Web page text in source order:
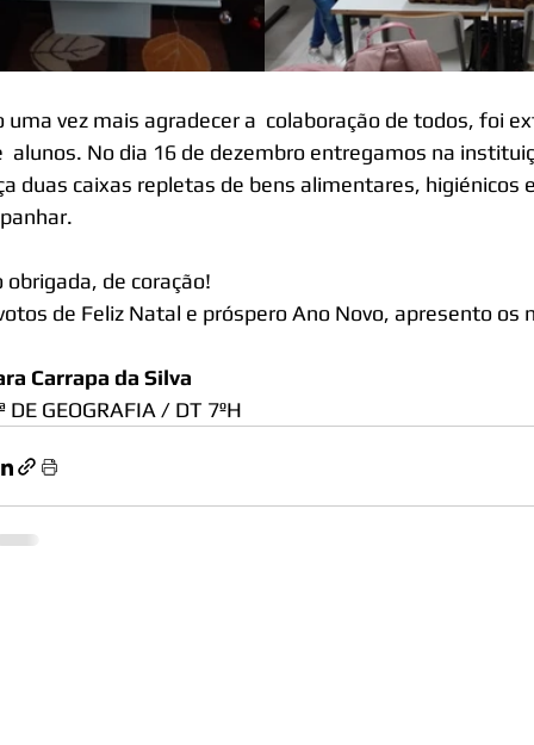
uma vez mais agradecer a  colaboração de todos, foi
alunos. No dia 16 de dezembro entregamos na
duas caixas repletas de bens alimentares, higiénicos
de coração!
de Feliz Natal e próspero Ano Novo, apresento
Carrapa da Silva
DE GEOGRAFIA / DT 7ºH